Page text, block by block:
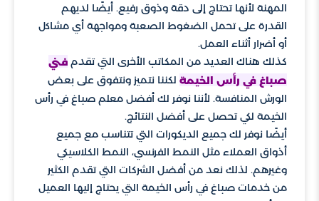
المهنة لأنها تحتاج إلى دقة وذوق رفيع. أيضًا لديهم
القدرة على تحمل الضغوط الصعبة ومواجهة أي مشاكل
أو أضرار أثناء العمل.
كذلك هناك العديد من المكاتب الأخرى التي تقدم فني
صباغ في رأس الخيمة لكننا نتميز ونتفوق على بعض
الورش المنافسة. لأننا نوفر لك أفضل معلم صباغ في رأس
الخيمة لكي تحصل على أفضل النتائج.
أيضًا نوفر لك جميع الديكورات التي تتناسب مع جميع
أذواق العملاء مثل النمط الفرنسي، النمط الكلاسيكي
وغيرهم. لذلك نعد من أفضل الشركات التي تقدم الكثير
من خدمات صباغ في رأس الخيمة التي يحتاج إليها العميل